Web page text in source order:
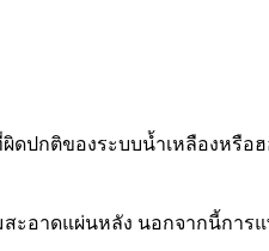
ดปกติของระบบน้ำเหลืองหรือ
ะอาดแผ่นหลัง นอกจากนี้การ